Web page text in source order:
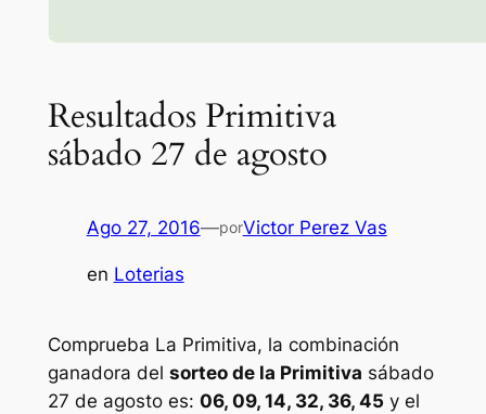
Resultados Primitiva
sábado 27 de agosto
Ago 27, 2016—porVictor Perez Vas
en Loterias
Comprueba La Primitiva, la combinación
ganadora del sorteo de la Primitiva sábado
27 de agosto es: 06, 09, 14, 32, 36, 45 y el